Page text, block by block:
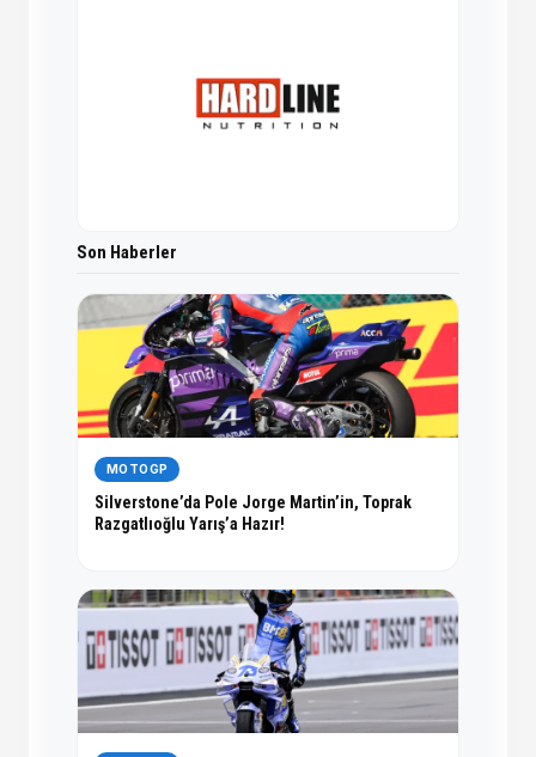
Son Haberler
MOTOGP
Silverstone’da Pole Jorge Martin’in, Toprak
Razgatlıoğlu Yarış’a Hazır!